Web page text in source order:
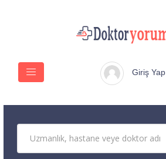
Giriş Yap